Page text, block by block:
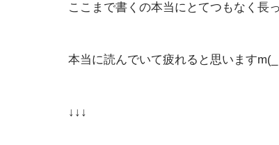
ここまで書くの本当にとてつもなく長
本当に読んでいて疲れると思います
↓↓↓